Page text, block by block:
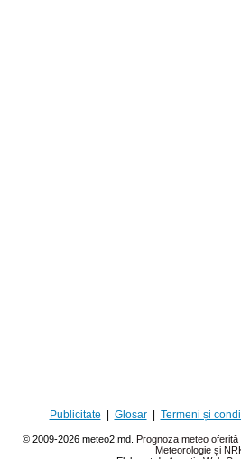
Publicitate Glosar| Termeni și
© 2009-2026 meteo2.md. Prognoza meteo
Meteorologie și